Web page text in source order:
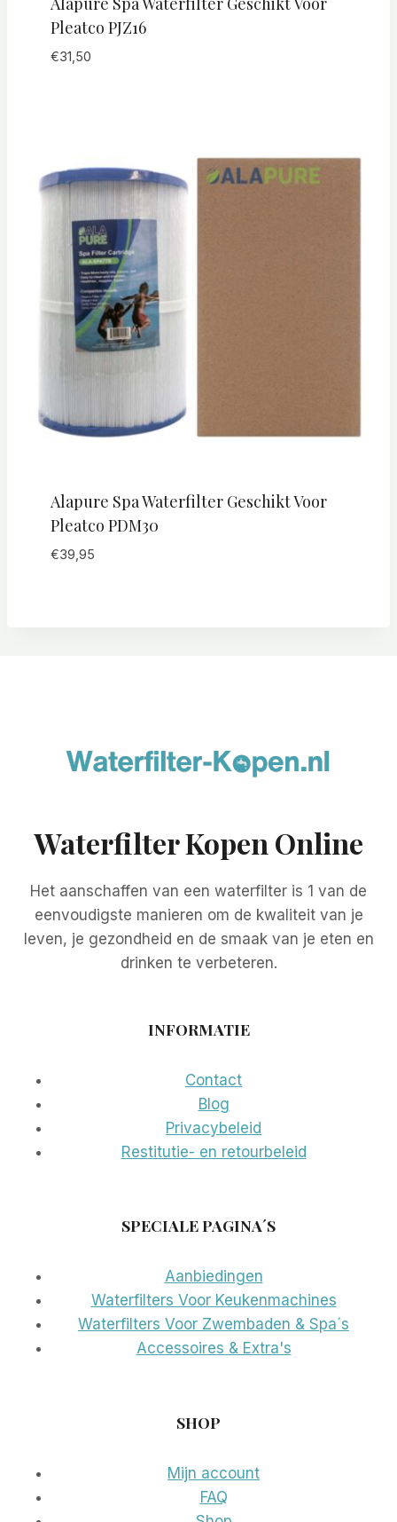
Pleatco PJZ16
€31,50
Alapure Spa Waterfilter Geschikt Voor
Pleatco PDM30
€39,95
Waterfilter Kopen Online
Het aanschaffen van een waterfilter is 1 van de
eenvoudigste manieren om de kwaliteit van je
leven, je gezondheid en de smaak van je eten en
drinken te verbeteren.
INFORMATIE
Contact
Blog
Privacybeleid
Restitutie- en retourbeleid
SPECIALE PAGINA´S
Aanbiedingen
Waterfilters Voor Keukenmachines
Waterfilters Voor Zwembaden & Spa´s
Accessoires & Extra's
SHOP
Mijn account
FAQ